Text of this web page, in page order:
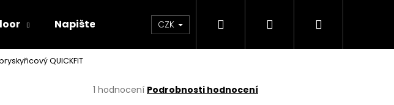
Napište nám CZK Hledat PřihlášeníNákupní
QUICKFIT
Průměrné
1 hodnocení Podrobnosti hodnocení